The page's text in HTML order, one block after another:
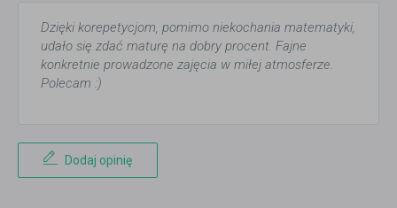
Dzięki korepetycjom, pomimo niekochania matematyki,
udało się zdać maturę na dobry procent. Fajne
konkretnie prowadzone zajęcia w miłej atmosferze.
Polecam :)
Dodaj opinię